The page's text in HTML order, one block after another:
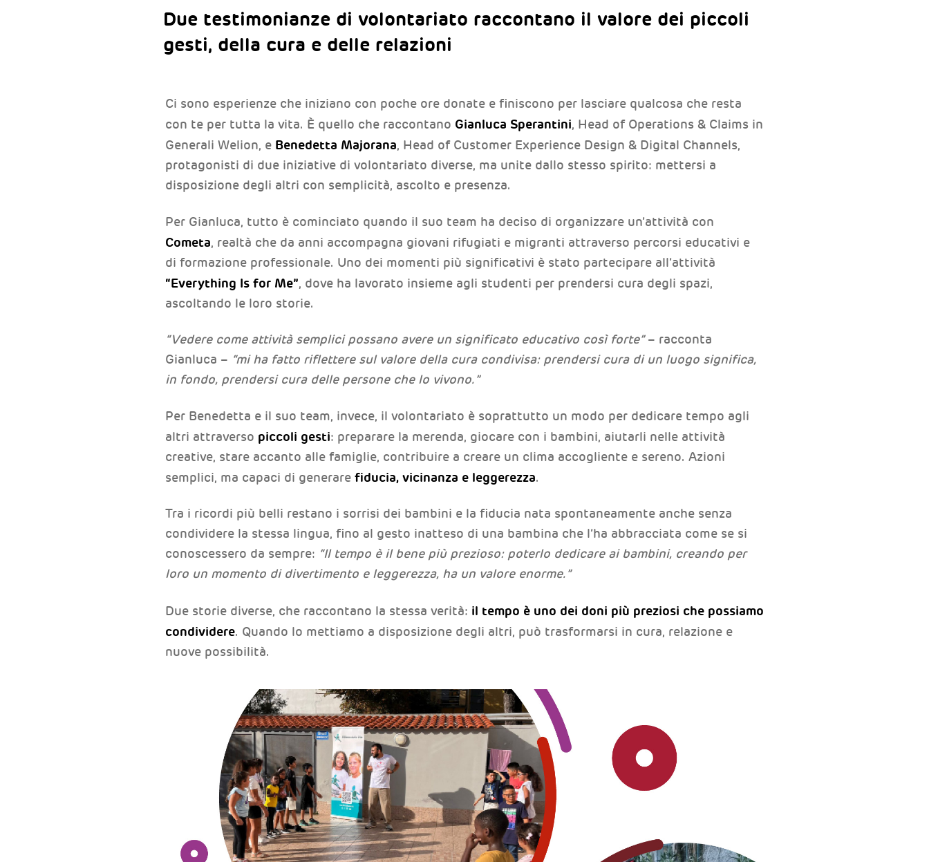
Due testimonianze di volontariato raccontano il valore dei piccoli
gesti, della cura e delle relazioni
Ci sono esperienze che iniziano con poche ore donate e finiscono per lasciare qualcosa che resta
con te per tutta la vita. È quello che raccontano Gianluca Sperantini, Head of Operations & Claims in
Generali Welion, e Benedetta Majorana, Head of Customer Experience Design & Digital Channels,
protagonisti di due iniziative di volontariato diverse, ma unite dallo stesso spirito: mettersi a
disposizione degli altri con semplicità, ascolto e presenza.
Per Gianluca, tutto è cominciato quando il suo team ha deciso di organizzare un’attività con
Cometa, realtà che da anni accompagna giovani rifugiati e migranti attraverso percorsi educativi e
di formazione professionale. Uno dei momenti più significativi è stato partecipare all’attività
“Everything Is for Me”, dove ha lavorato insieme agli studenti per prendersi cura degli spazi,
ascoltando le loro storie.
“Vedere come attività semplici possano avere un significato educativo così forte”– racconta
Gianluca – “mi ha fatto riflettere sul valore della cura condivisa: prendersi cura di un luogo significa,
in fondo, prendersi cura delle persone che lo vivono.”
Per Benedetta e il suo team, invece, il volontariato è soprattutto un modo per dedicare tempo agli
altri attraverso piccoli gesti: preparare la merenda, giocare con i bambini, aiutarli nelle attività
creative, stare accanto alle famiglie, contribuire a creare un clima accogliente e sereno. Azioni
semplici, ma capaci di generare fiducia, vicinanza e leggerezza.
Tra i ricordi più belli restano i sorrisi dei bambini e la fiducia nata spontaneamente anche senza
condividere la stessa lingua, fino al gesto inatteso di una bambina che l’ha abbracciata come se si
conoscessero da sempre: “Il tempo è il bene più prezioso: poterlo dedicare ai bambini, creando per
loro un momento di divertimento e leggerezza, ha un valore enorme.”
Due storie diverse, che raccontano la stessa verità: il tempo è uno dei doni più preziosi che possiamo
condividere. Quando lo mettiamo a disposizione degli altri, può trasformarsi in cura, relazione e
nuove possibilità.